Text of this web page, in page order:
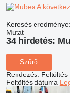
A
Keresés eredménye:
Mutat
34 hirdetés:
Szűrő
Rendezés: Feltöltés
Feltöltés dátuma